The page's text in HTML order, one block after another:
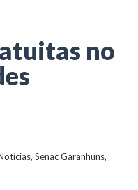
no
, Senac Garanhuns